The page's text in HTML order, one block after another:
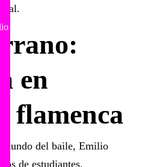
en
flamenca
mundo del baile, Emilio
de estudiantes,